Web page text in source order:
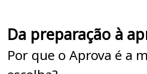
Da preparação à
Por que o Aprova é a